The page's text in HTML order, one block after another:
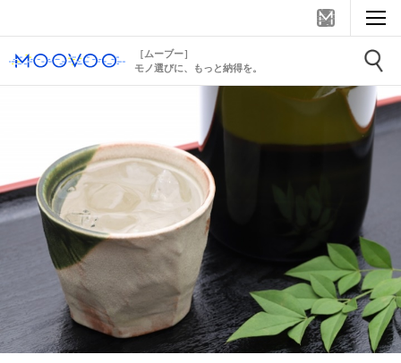
［ムーブー］
モノ選びに、もっと納得を。